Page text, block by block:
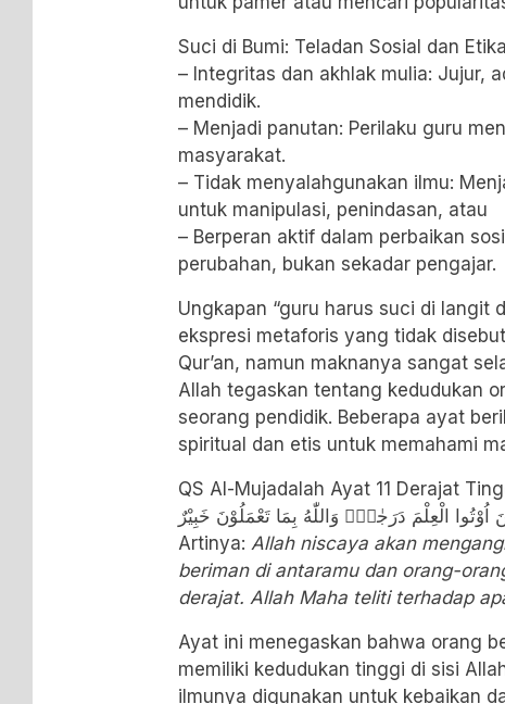
Suci di Bumi: Teladan Sosial dan
– Integritas dan akhlak mulia: Jujur,
mendidik.
– Menjadi panutan: Perilaku guru
masyarakat.
– Tidak menyalahgunakan ilmu:
untuk manipulasi, penindasan,
– Berperan aktif dalam perbaikan
perubahan, bukan sekadar pengajar.
Ungkapan “guru harus suci di langit
ekspresi metaforis yang tidak
Qur’an, namun maknanya sangat
Allah tegaskan tentang kedudukan
seorang pendidik. Beberapa ayat
spiritual dan etis untuk memahami
QS Al-Mujadalah Ayat 11 Derajat
اُوْتُوا الْعِلْمَ دَرَجٰتٍۗ وَاللّٰهُ بِمَا تَعْمَلُوْنَ خَبِيْرٌ
Artinya: Allah niscaya akan
beriman di antaramu dan orang-
derajat. Allah Maha teliti terhadap
Ayat ini menegaskan bahwa orang
memiliki kedudukan tinggi di sisi
ilmunya digunakan untuk kebaikan